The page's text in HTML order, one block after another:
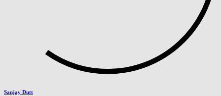
Sanjay Dutt